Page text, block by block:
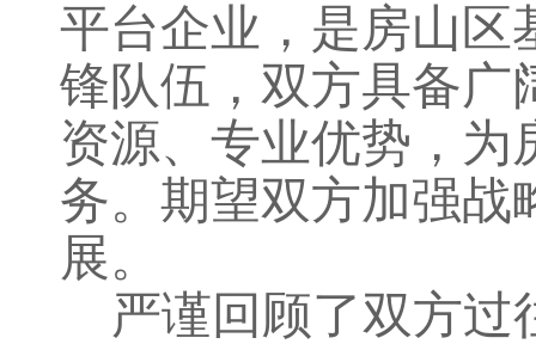
平台企业，是房山区
锋队伍，双方具备广
资源、专业优势，为
务。期望双方加强战
展。
严谨回顾了双方